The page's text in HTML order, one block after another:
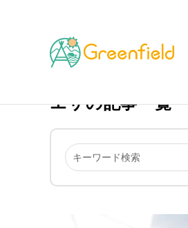
TOP エサ
エサの記事一覧